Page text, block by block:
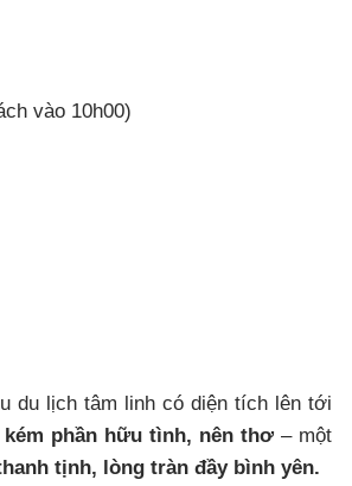
vào 10h00)
du lịch tâm linh có diện tích lên tới
phần hữu tình, nên thơ – một
tịnh, lòng tràn đầy bình yên.